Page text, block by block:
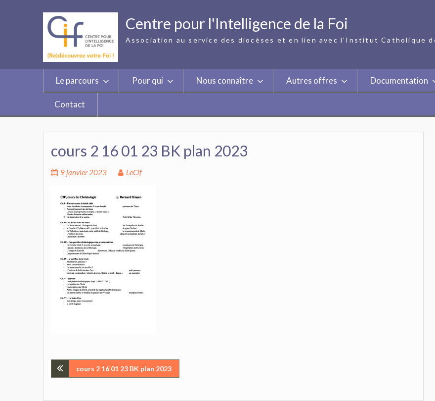
Centre pour l'Intelligence de la Foi
Association au service des diocèses et en lien avec l’Institut Catholique
Le parcours Pour qui Nous connaître Autres offres Documentation
Contact
cours 2 16 01 23 BK plan 2023
9 janvier 2023 LeCif
Navigation
cours 2 16 01 23 BK plan 2023